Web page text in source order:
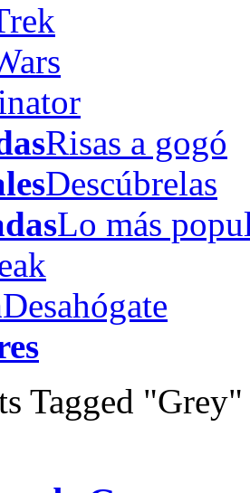
Risas a gogó
Descúbrelas
Lo más
Desahógate
Tagged "Grey"